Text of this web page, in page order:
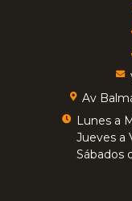
Av
Lunes a
Jueves a
Sábados